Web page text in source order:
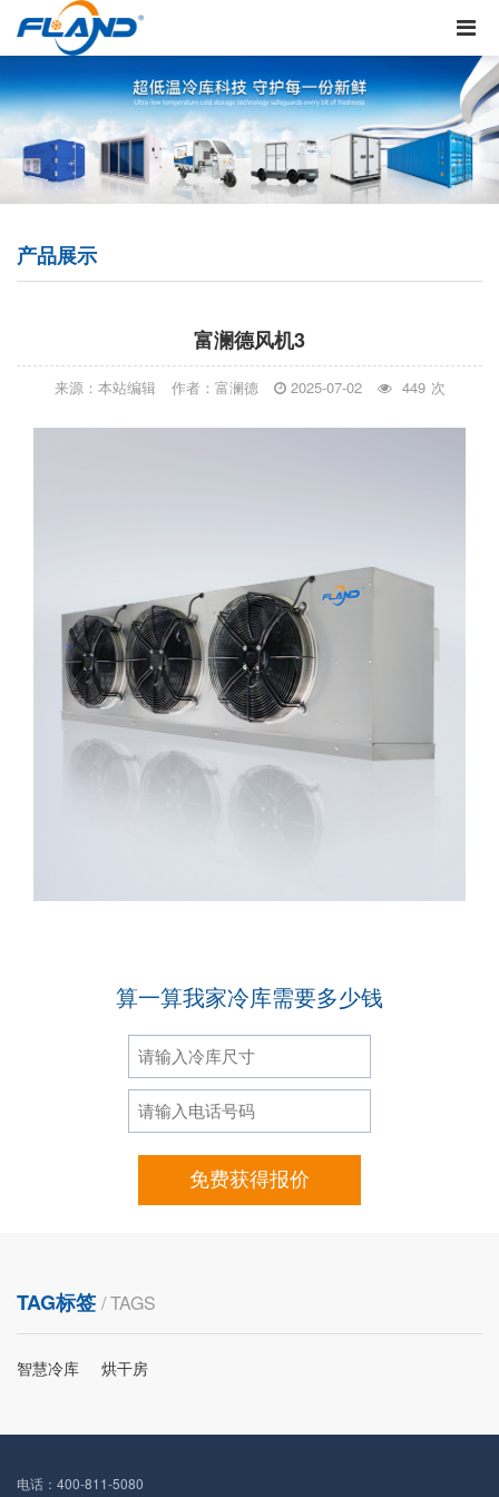
产品展示
富澜德风机3
来源：本站编辑 作者：富澜德 2025-07-02 449 次
算一算我家冷库需要多少钱
免费获得报价
TAG标签 / TAGS
智慧冷库 烘干房
电话：400-811-5080